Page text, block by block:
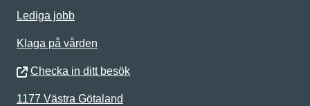
Lediga jobb
Klaga på vården
Checka in ditt besök
1177 Västra Götaland